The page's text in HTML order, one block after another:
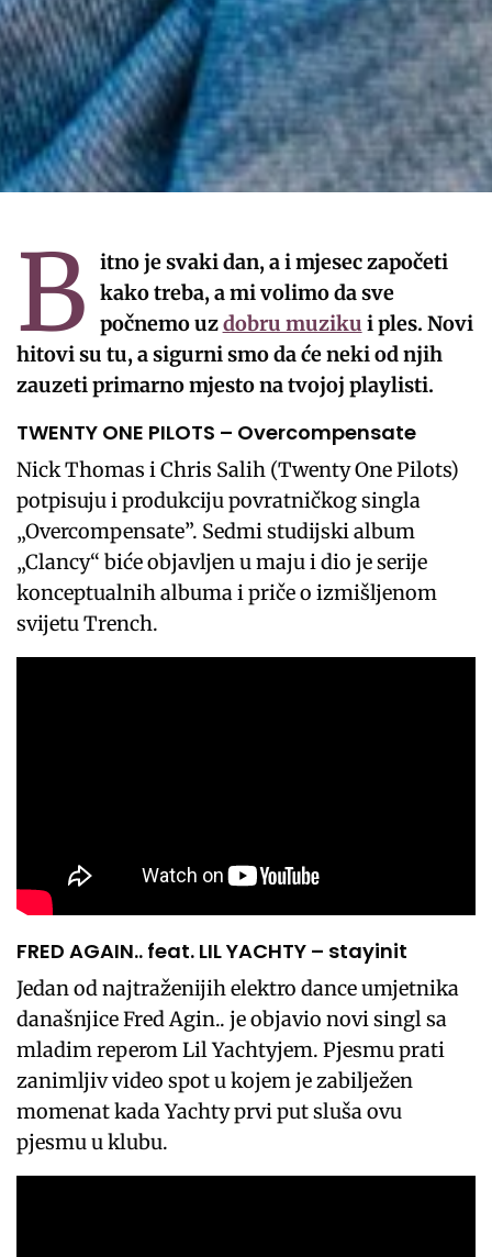
B
itno je svaki dan, a i mjesec započeti
kako treba, a mi volimo da sve
počnemo uzdobru muziku i ples. Novi
hitovi su tu, a sigurni smo da će neki od njih
zauzeti primarno mjesto na tvojoj playlisti.
TWENTY ONE PILOTS – Overcompensate
Nick Thomas i Chris Salih (Twenty One Pilots)
potpisuju i produkciju povratničkog singla
„Overcompensate”. Sedmi studijski album
„Clancy“ biće objavljen u maju i dio je serije
konceptualnih albuma i priče o izmišljenom
svijetu Trench.
FRED AGAIN.. feat. LIL YACHTY – stayinit
Jedan od najtraženijih elektro dance umjetnika
današnjice Fred Agin.. je objavio novi singl sa
mladim reperom Lil Yachtyjem. Pjesmu prati
zanimljiv video spot u kojem je zabilježen
momenat kada Yachty prvi put sluša ovu
pjesmu u klubu.